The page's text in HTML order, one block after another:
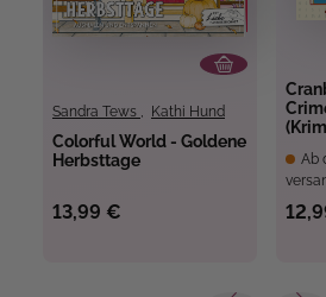
Sandra Tews Kathi Hund
Colorful World - Goldene
Herbsttage
13,99 €
Ab